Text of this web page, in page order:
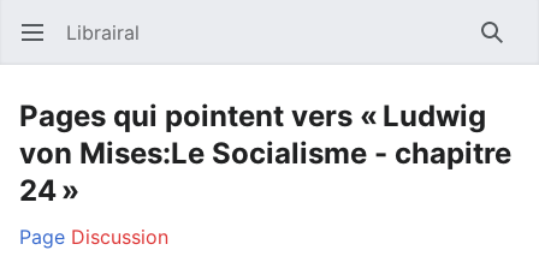
Ouvrir le menu principal Librairal
Pages qui pointent vers « Ludwig
von Mises:Le Socialisme - chapitre
24 »
Page Discussion